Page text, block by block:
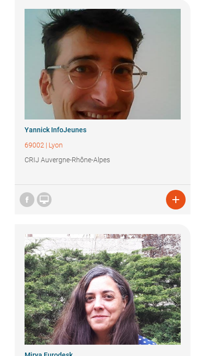
Yannick InfoJeunes
69002 | Lyon
CRIJ Auvergne-Rhône-Alpes
 